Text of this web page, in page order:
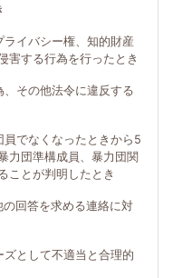
ライバシー権、知的財産
害する行為を行ったとき
、その他法令に違反する
員でなくなったときから5
力団準構成員、暴力団関
ことが判明したとき
の回答を求める連絡に対
ズとして不適当と合理的